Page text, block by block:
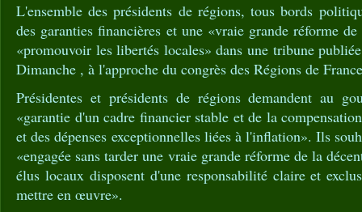
L'ensemble des présidents de régions, tous bords
des garanties financières et une «vraie grande réforme
«promouvoir les libertés locales» dans une tribune
Dimanche , à l'approche du congrès des Régions de
Présidentes et présidents de régions demandent au
«garantie d'un cadre financier stable et de la
et des dépenses exceptionnelles liées à l'inflation». Ils
«engagée sans tarder une vraie grande réforme de la
élus locaux disposent d'une responsabilité claire et
mettre en œuvre».